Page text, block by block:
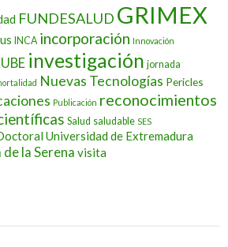
FUNDESALUD GRIMEX
INCA incorporación Innovación
investigación jornada
Nuevas Tecnologías Pericles
Publicación reconocimientos
Salud saludable SES
Universidad de Extremadura
la Serena visita